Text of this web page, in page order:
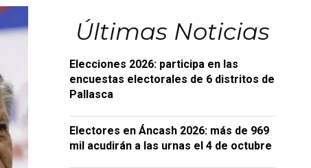
Últimas Noticias
Elecciones 2026: participa en las
encuestas electorales de 6 distritos de
Pallasca
Electores en Áncash 2026: más de 969
mil acudirán a las urnas el 4 de octubre